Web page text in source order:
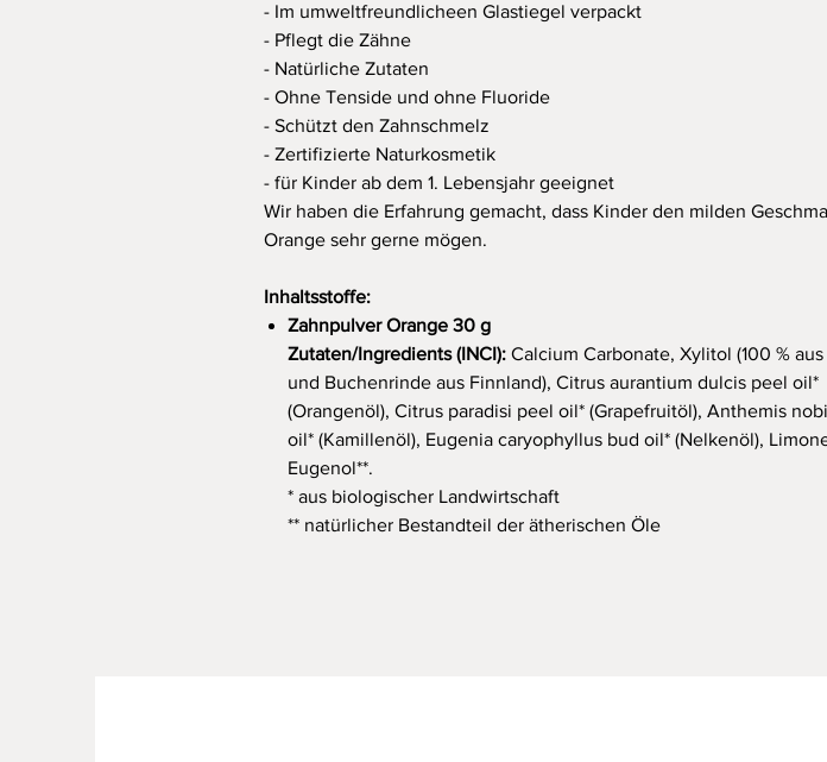
- Im umweltfreundlicheen Glastiegel verpackt
- Pflegt die Zähne
- Natürliche Zutaten
- Ohne Tenside und ohne Fluoride
- Schützt den Zahnschmelz
- Zertifizierte Naturkosmetik
- für Kinder ab dem 1. Lebensjahr geeignet
Wir haben die Erfahrung gemacht, dass Kinder den milden
Orange sehr gerne mögen.
Inhaltsstoffe:
Zahnpulver Orange 30 g
Zutaten/Ingredients (INCI): Calcium Carbonate, Xylitol (100 %
und Buchenrinde aus Finnland), Citrus aurantium dulcis peel oil*
(Orangenöl), Citrus paradisi peel oil* (Grapefruitöl), Anthemis
oil* (Kamillenöl), Eugenia caryophyllus bud oil* (Nelkenöl),
Eugenol**.
* aus biologischer Landwirtschaft
** natürlicher Bestandteil der ätherischen Öle